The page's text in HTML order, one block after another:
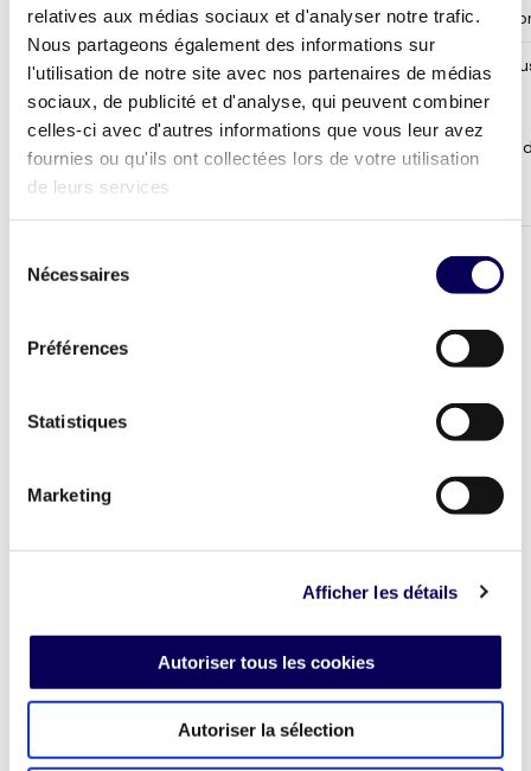
relatives aux médias sociaux et d'analyser notre trafic.
Nous partageons également des informations sur
l'utilisation de notre site avec nos partenaires de médias
sociaux, de publicité et d'analyse, qui peuvent combiner
celles-ci avec d'autres informations que vous leur avez
fournies ou qu'ils ont collectées lors de votre utilisation
de leurs services
Nécessaires
Préférences
Statistiques
Marketing
Afficher les détails
Autoriser tous les cookies
Autoriser la sélection
d’opposition
au traitement
Vérification
de la validité
de la
consent
N’activer les
traitements
qu’en
présence d’un
Obligation
légale
13 mois
DSP), 120
(données
l’exercice des droits détaillés au point
peuvent être légalement exercés.
Membres du personnel d’ASK LOCALA chargés
de traiter vos données.
Le groupe ASK LOCALA (filiales et sociétés
Partenaires et prestataires (notamment